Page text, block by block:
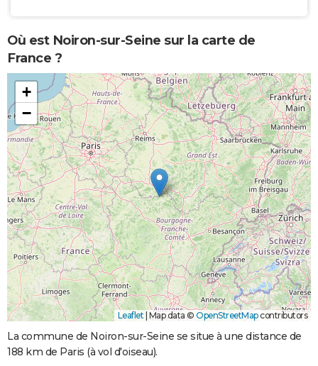
Où est Noiron-sur-Seine sur la carte de
France ?
+
−
Leaflet Map data © OpenStreetMapcontributors
La commune de Noiron-sur-Seine se situe à une distance de
188 km de Paris (à vol d'oiseau).